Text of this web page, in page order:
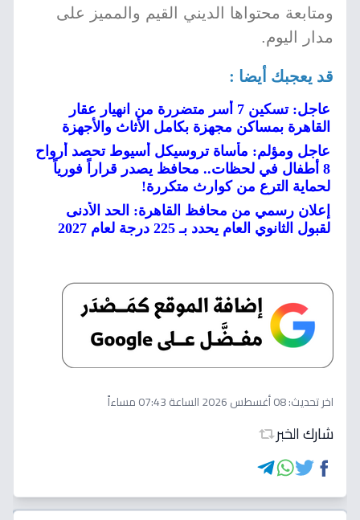
ومتابعة محتواها الديني القيم والمميز على
مدار اليوم.
قد يعجبك أيضا :
عاجل: تسكين 7 أسر متضررة من انهيار عقار
القاهرة بمساكن مجهزة بكامل الأثاث والأجهزة
عاجل ومؤلم: مأساة تروسيكل أسيوط تحصد أرواح
8 أطفال في لحظات.. محافظ يصدر قراراً فورياً
لحماية الترع من كوارث متكررة!
إعلان رسمي من محافظ القاهرة: الحد الأدنى
لقبول الثانوي العام يحدد بـ 225 درجة لعام 2027
اخر تحديث:08 أغسطس 2026 الساعة 07:43 مساءاً
شارك الخبر